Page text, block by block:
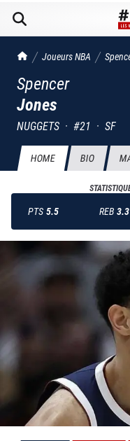
TrashTalk Actu NBA
Joueurs NBA
Spencer
Jones
NUGGETS · #21 · SF
HOME BIO
PTS 5.5 REB 3.3